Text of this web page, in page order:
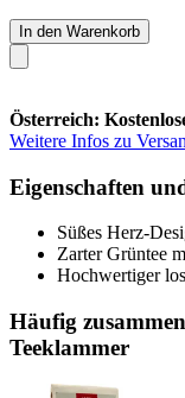
In den Warenkorb
Österreich:
Weitere Infos zu
Eigenschaften
Süßes Herz-
Zarter Grüntee
Hochwertiger
Häufig
Teeklammer